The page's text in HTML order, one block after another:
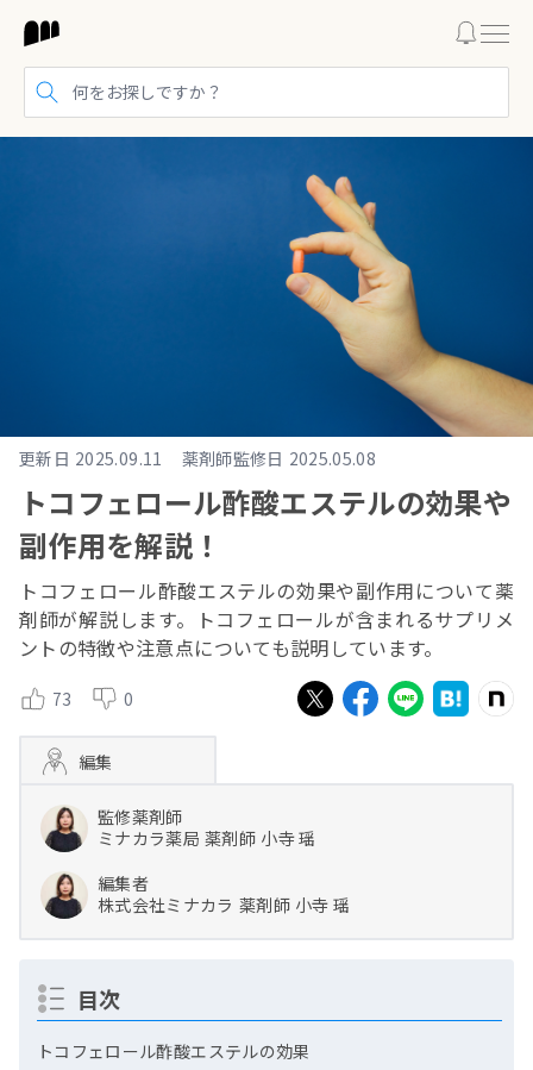
検索する
更新日 2025.09.11 薬剤師監修日 2025.05.08
トコフェロール酢酸エステルの効果や
副作用を解説！
トコフェロール酢酸エステルの効果や副作用について薬
剤師が解説します。トコフェロールが含まれるサプリメ
ントの特徴や注意点についても説明しています。
73 0
編集
監修薬剤師
ミナカラ薬局 薬剤師 小寺 瑶
編集者
株式会社ミナカラ 薬剤師 小寺 瑶
目次
トコフェロール酢酸エステルの効果